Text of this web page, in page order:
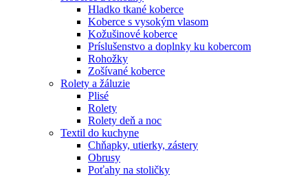
Hladko tkané koberce
Koberce s vysokým vlasom
Kožušinové koberce
Príslušenstvo a doplnky ku kobercom
Rohožky
Zošívané koberce
Rolety a žáluzie
Plisé
Rolety
Rolety deň a noc
Textil do kuchyne
Chňapky, utierky, zástery
Obrusy
Poťahy na stoličky